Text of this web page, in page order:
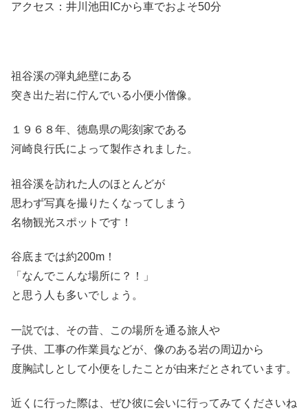
アクセス：井川池田ICから車でおよそ50分
祖谷溪の弾丸絶壁にある
突き出た岩に佇んでいる小便小僧像。
１９６８年、徳島県の彫刻家である
河崎良行氏によって製作されました。
祖谷溪を訪れた人のほとんどが
思わず写真を撮りたくなってしまう
名物観光スポットです！
谷底までは約200m！
「なんでこんな場所に？！」
と思う人も多いでしょう。
一説では、その昔、この場所を通る旅人や
子供、工事の作業員などが、像のある岩の周辺から
度胸試しとして小便をしたことが由来だとされています。
近くに行った際は、ぜひ彼に会いに行ってみてくださいね